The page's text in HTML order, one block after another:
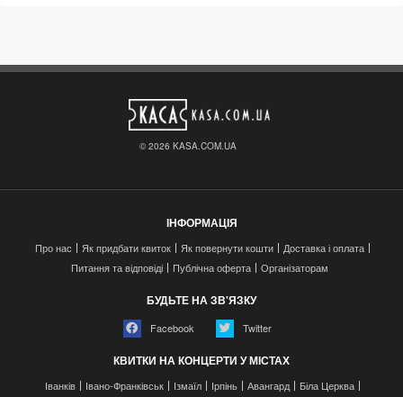
© 2026 KASA.COM.UA
ІНФОРМАЦІЯ
Про нас Як придбати квиток Як повернути кошти
Доставка і оплата
Питання та відповіді
Публічна оферта Організаторам
БУДЬТЕ НА ЗВ'ЯЗКУ
Facebook Twitter
КВИТКИ НА КОНЦЕРТИ У МІСТАХ
Іванків Івано-Франківськ Ізмаїл Ірпінь Авангард
Біла Церква